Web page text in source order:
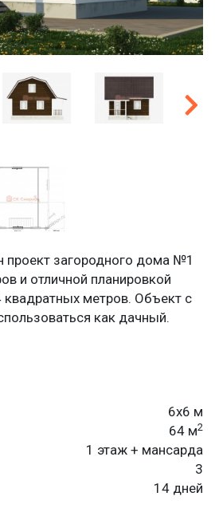
проект загородного дома №1
и отличной планировкой
метров. Объект с
как дачный.
6х6 м
64 м2
1 этаж + мансарда
3
14 дней